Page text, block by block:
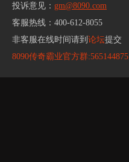
投诉意见： gm@8090.com
客服热线：400-612-8055
非客服在线时间请到 论坛提交
8090传奇霸业官方群:565144875